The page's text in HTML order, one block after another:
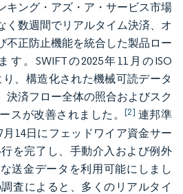
キング・アズ・ア・サービス市場
く数週間でリアルタイム決済、オ
不正防止機能を統合した製品ロー
。SWIFTの2025年11月のISO
、構造化された機械可読データ
決済フロー全体の照合およびスク
スが改善されました。[2] 連邦準
14日にフェッドワイア資金サー
行を完了し、手動介入および例外
送金データを利用可能にしまし
査によると、多くのリアルタイ